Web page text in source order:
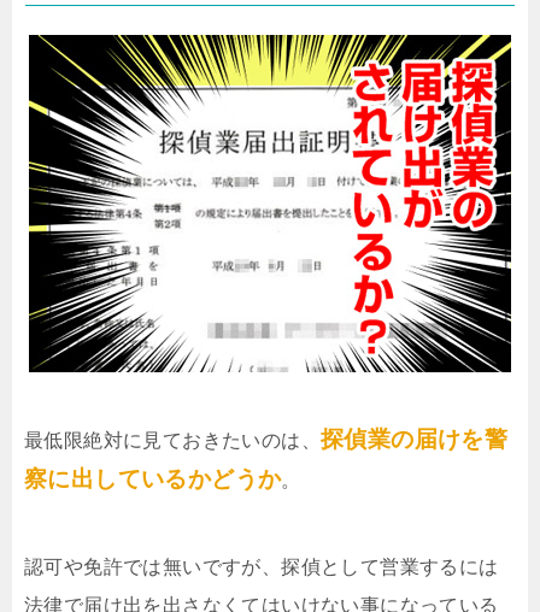
最低限絶対に見ておきたいのは、 探偵業の届けを警
察に出しているかどうか。
認可や免許では無いですが、探偵として営業するには
法律で届け出を出さなくてはいけない事になっている